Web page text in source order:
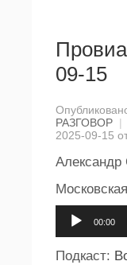
09-15
РАЗГОВОР |
2025-09-15
00:00
Подкаст: